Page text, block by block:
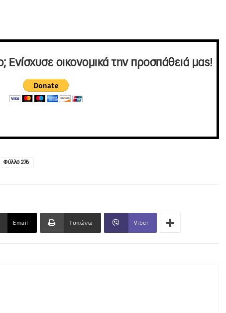
οικονομικά την προσπάθειά μας!
Φύλλο 276
Email Τυπώνω Viber